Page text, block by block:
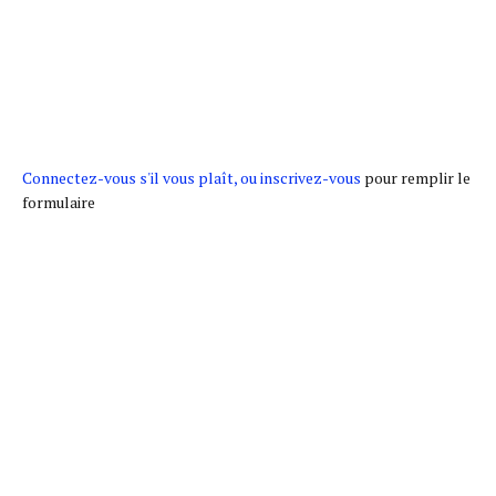
Connectez-vous s'il vous plaît, ou inscrivez-vous pour remplir le
formulaire